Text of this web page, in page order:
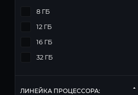
8 ГБ
12 ГБ
16 ГБ
32 ГБ
ЛИНЕЙКА ПРОЦЕССОРА: